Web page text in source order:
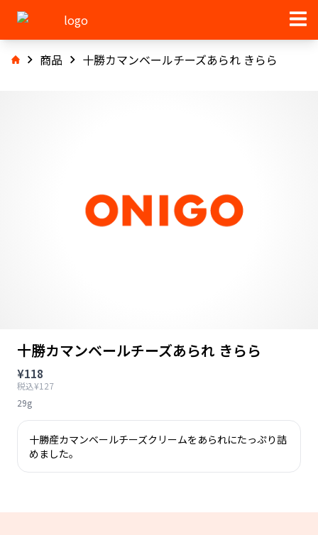
商品 十勝カマンベールチーズあられ きらら
十勝カマンベールチーズあられ きらら
¥118
税込¥127
29g
十勝産カマンベールチーズクリームをあられにたっぷり詰
めました。